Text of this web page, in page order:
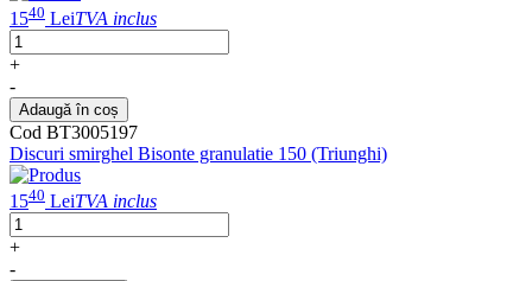
1540 LeiTVA inclus
+
-
Adaugă în coș
Cod BT3005197
Discuri smirghel Bisonte granulatie 150 (Triunghi)
1540 LeiTVA inclus
+
-